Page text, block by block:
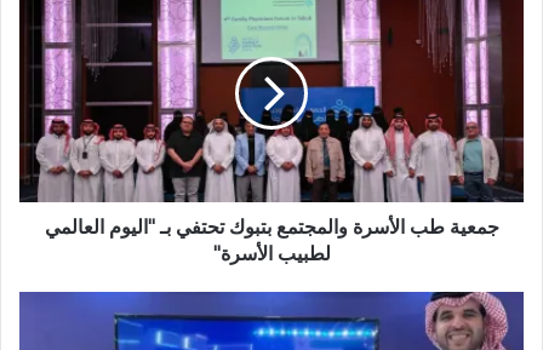
ا
ل
و
ب
جمعية طب الأسرة والمجتمع بتبوك تحتفي بـ "اليوم العالمي
لطبيب الأسرة"